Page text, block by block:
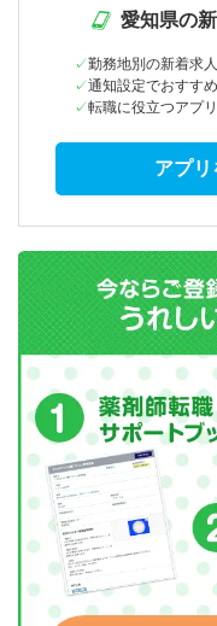
愛知県の
勤務地別の新着求
通知設定でおすす
転職に役立つアプ
アプ